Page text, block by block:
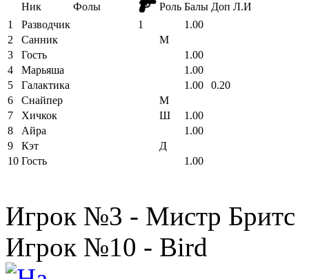
Ник Фолы Роль Балы Доп Л.И
1
Разводчик 1
1.00
2
Санник
М
3
Гость
1.00
4
Марьяша
1.00
5
Галактика 1.00
0.20
6
Снайпер
М
7
Хичкок Ш
1.00
8
Айра
1.00
9
Кэт
Д
10 Гость 1.00
Игрок №3 - Мистр Бритс
Игрок №10 - Bird